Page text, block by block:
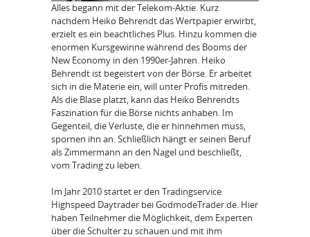
Alles begann mit der Telekom-Aktie. Kurz
nachdem Heiko Behrendt das Wertpapier erwirbt,
erzielt es ein beachtliches Plus. Hinzu kommen die
enormen Kursgewinne während des Booms der
New Economy in den 1990er-Jahren. Heiko
Behrendt ist begeistert von der Börse. Er arbeitet
sich in die Materie ein, will unter Profis mitreden.
Als die Blase platzt, kann das Heiko Behrendts
Faszination für die Börse nichts anhaben. Im
Gegenteil, die Verluste, die er hinnehmen muss,
spornen ihn an. Schließlich hängt er seinen Beruf
als Zimmermann an den Nagel und beschließt,
vom Trading zu leben.
Im Jahr 2010 startet er den Tradingservice
Highspeed Daytrader bei GodmodeTrader.de. Hier
haben Teilnehmer die Möglichkeit, dem Experten
über die Schulter zu schauen und mit ihm